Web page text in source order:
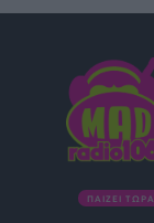
ΠΑΙΖΕΙ ΤΩΡΑ